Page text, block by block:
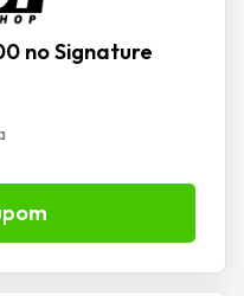
no Signature